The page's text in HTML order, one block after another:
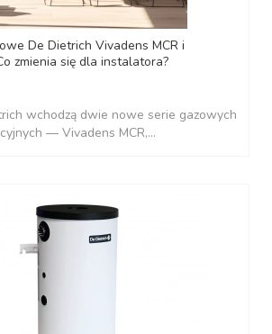
De Dietrich Vivadens MCR i
zmienia się dla instalatora?
wchodzą dwie nowe serie gazowych
— Vivadens MCR,...